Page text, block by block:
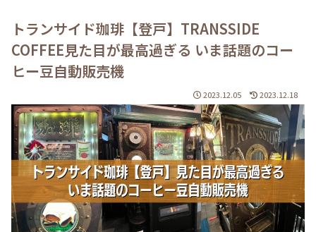
トランサイド珈琲【登戸】TRANSSIDE
COFFEE見た目が最高過ぎる いま話題のコー
ヒー豆自動販売機
2023.12.05 2023.12.18